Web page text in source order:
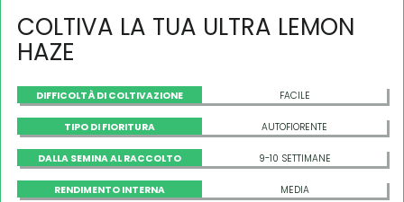
COLTIVA LA TUA ULTRA LEMON
HAZE
DIFFICOLTÀ DI COLTIVAZIONE FACILE
TIPO DI FIORITURA AUTOFIORENTE
DALLA SEMINA AL RACCOLTO 9-10 SETTIMANE
RENDIMENTO INTERNA MEDIA